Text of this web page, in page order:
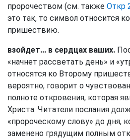
пророчеством (см. также Откр
это так, то символ относится
пришествию.
взойдет... в сердцах ваших.
«начнет рассветать день» и
относятся ко Второму
вероятно, говорит о
полноте откровения, которая
Христа. Читатели послания
«пророческому слову» до дня,
заменено грядущим полным